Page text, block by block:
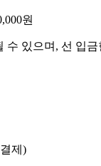
원
있으며, 선 입
제)